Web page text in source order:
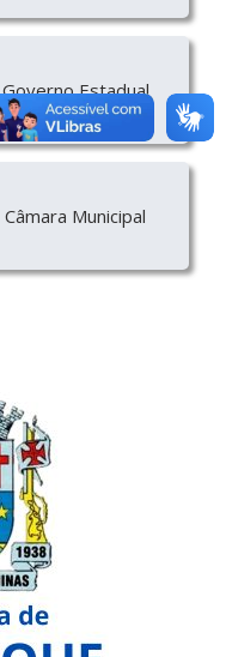
Governo Estadual
Câmara Municipal